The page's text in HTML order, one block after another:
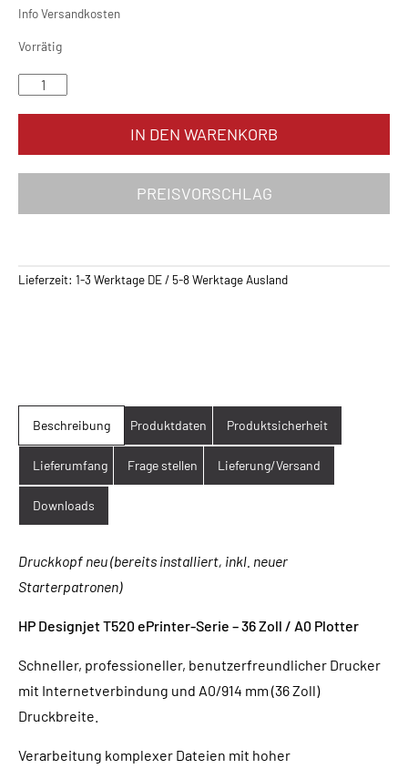
Info Versandkosten
Vorrätig
HP Designjet T520 - A0 Menge
IN DEN WARENKORB
PREISVORSCHLAG
Lieferzeit: 1-3 Werktage DE / 5-8 Werktage Ausland
Beschreibung Produktdaten Produktsicherheit
Lieferumfang Frage stellen Lieferung/Versand
Downloads
Druckkopf neu (bereits installiert, inkl. neuer
Starterpatronen)
HP Designjet T520 ePrinter-Serie – 36 Zoll / A0 Plotter
Schneller, professioneller, benutzerfreundlicher Drucker
mit Internetverbindung und A0/914 mm (36 Zoll)
Druckbreite.
Verarbeitung komplexer Dateien mit hoher